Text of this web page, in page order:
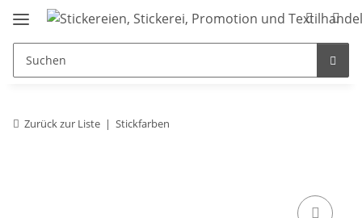
Zurück zur Liste Stickfarben